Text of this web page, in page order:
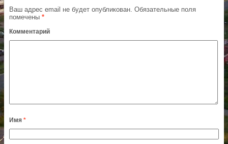
Ваш адрес email не будет опубликован. Обязательные поля
помечены *
Комментарий
Имя *